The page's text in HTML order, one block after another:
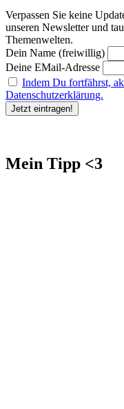
Verpassen Sie keine
unseren Newsletter und
Themenwelten.
Dein Name (freiwillig)
Deine EMail-Adresse
Indem Du fortfährst,
Datenschutzerklärung.
Mein Tipp <3